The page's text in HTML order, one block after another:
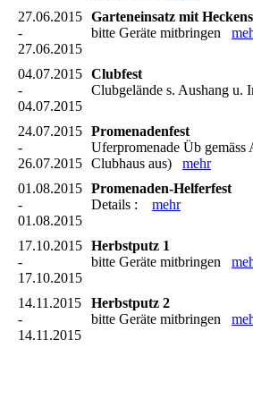
27.06.2015
-
27.06.2015
Garteneinsatz mit
bitte Geräte mitbringen
04.07.2015
-
04.07.2015
Clubfest
Clubgelände s. Aushang u.
24.07.2015
-
26.07.2015
Promenadenfest
Uferpromenade Üb
Clubhaus aus) mehr
01.08.2015
-
01.08.2015
Promenaden-Helferfest
Details : mehr
17.10.2015
-
17.10.2015
Herbstputz 1
bitte Geräte mitbringen
14.11.2015
-
14.11.2015
Herbstputz 2
bitte Geräte mitbringen